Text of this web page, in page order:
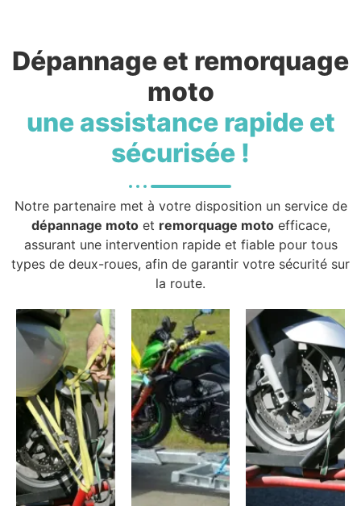
Dépannage et remorquage
moto
une assistance rapide et
sécurisée !
Notre partenaire met à votre disposition un service de
dépannage motoet remorquage motoefficace,
assurant une intervention rapide et fiable pour tous
types de deux-roues, afin de garantir votre sécurité sur
la route.